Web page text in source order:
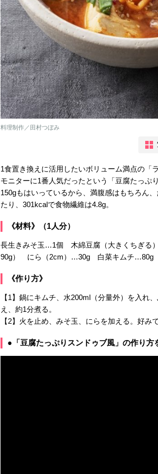
料理制作／田村つぼみ
1食置き換えに活用したいボリューム満点の「
モニターに1番人気だったという「豆腐たっぷ
150gもはいっているから、満腹感はもちろん
たり、301kcalで食物繊維は4.8g。
《材料》（1人分）
長生きみそ玉…1個 木綿豆腐（大きくちぎる
90g） にら（2cm）…30g 白菜キムチ…80g
《作り方》
【1】鍋にキムチ、水200ml（分量外）を入れ
え、約1分煮る。
【2】火を止め、みそ玉、にらを加える。好み
●「豆腐たっぷりスンドゥブ風」の作り方